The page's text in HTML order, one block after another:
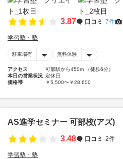
3.87 口コミ 7件
学習塾・塾
駐車場有 無料体験
アクセス
可部駅から450m （徒歩6分）
本日の営業状況 定休日
価格帯
￥5,500〜￥28,600
AS進学セミナー 可部校(アズ)
3.48
口コミ 2件
学習塾・塾